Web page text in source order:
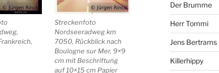
Streckenfoto
Nordseeradweg km
7050, Rückblick nach
Boulogne sur Mer, 9×9
cm mit Beschriftung
auf 10×15 cm Papier
Der Brumme
Herr Tommi
Jens Bertrams
Killerhippy